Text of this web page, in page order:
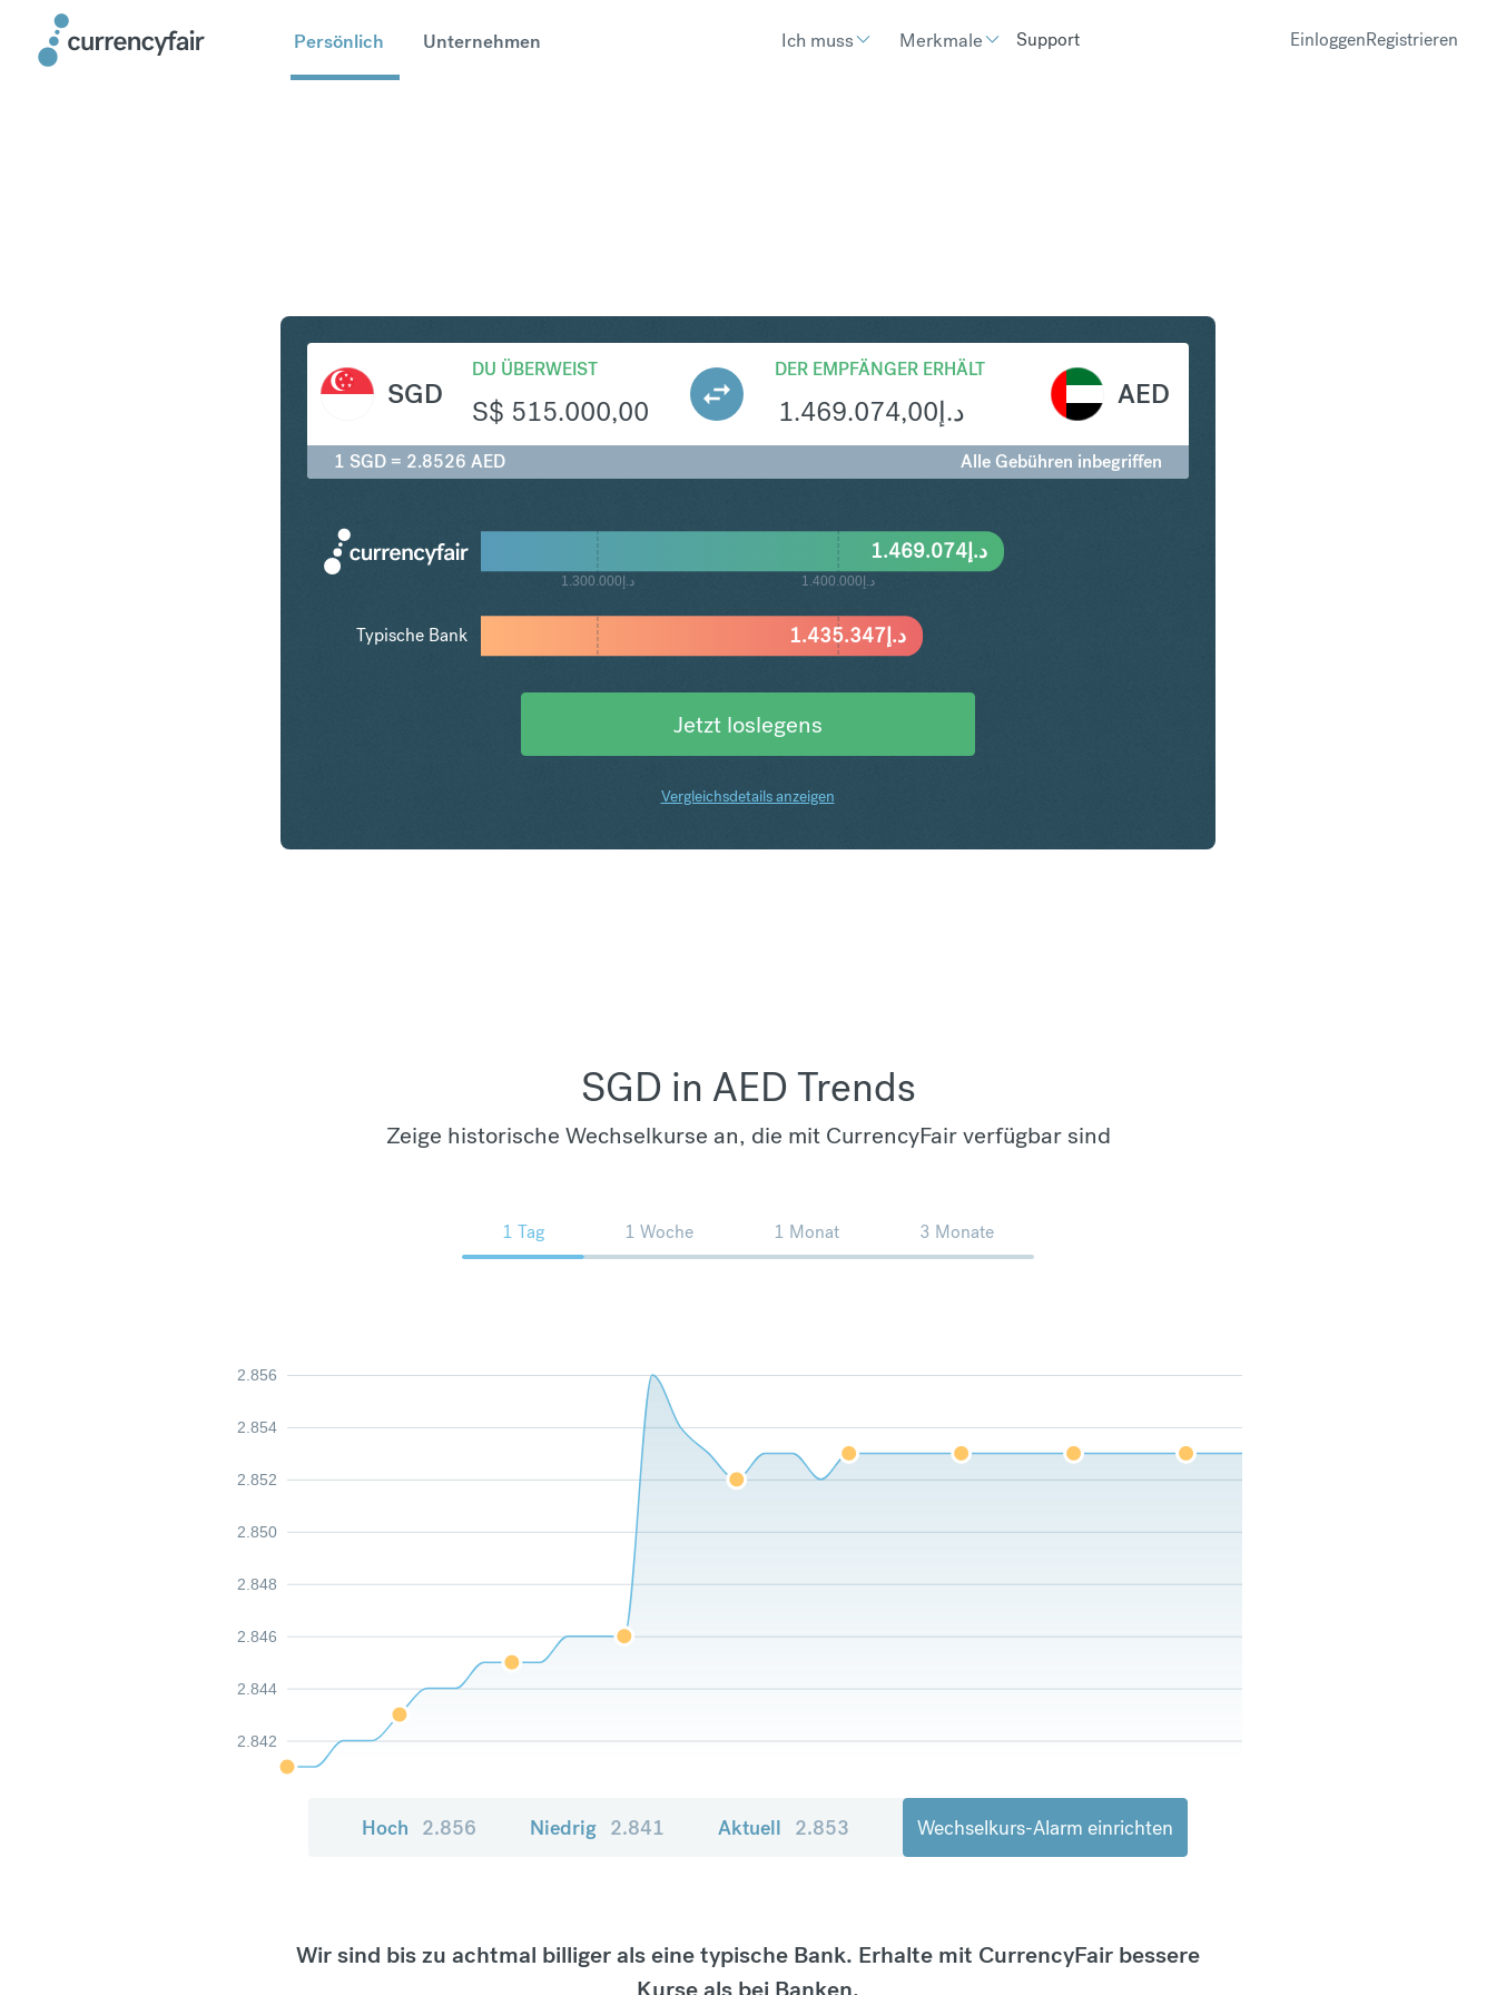
Persönlich Unternehmen Ich muss Merkmale Support EinloggenRegistrieren
SGD
DU ÜBERWEIST
S$ 515.000,00
DER EMPFÄNGER ERHÄLT
د.إ1.469.074,00
AED
1 SGD = 2.8526 AED Alle Gebühren inbegriffen
د.إ1.300.000 د.إ1.400.000
د.إ1.435.347
د.إ1.469.074
Typische Bank
Jetzt loslegens
Vergleichsdetails anzeigen
SGD in AED Trends
Zeige historische Wechselkurse an, die mit CurrencyFair verfügbar sind
1 Tag 1 Woche 1 Monat 3 Monate
2.842
2.844
2.846
2.848
2.850
2.852
2.854
2.856
Hoch 2.856 Niedrig 2.841 Aktuell 2.853 Wechselkurs-Alarm einrichten
Wir sind bis zu achtmal billiger als eine typische Bank. Erhalte mit CurrencyFair bessere
Kurse als bei Banken.